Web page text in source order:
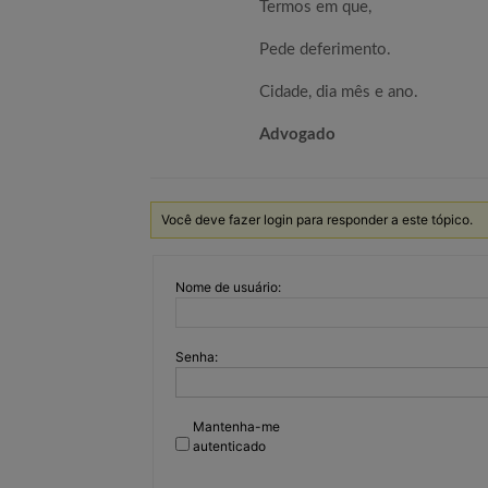
Termos em que,
Pede deferimento.
Cidade, dia mês e ano.
Advogado
Você deve fazer login para responder a este tópico.
Nome de usuário:
Senha:
Mantenha-me
autenticado